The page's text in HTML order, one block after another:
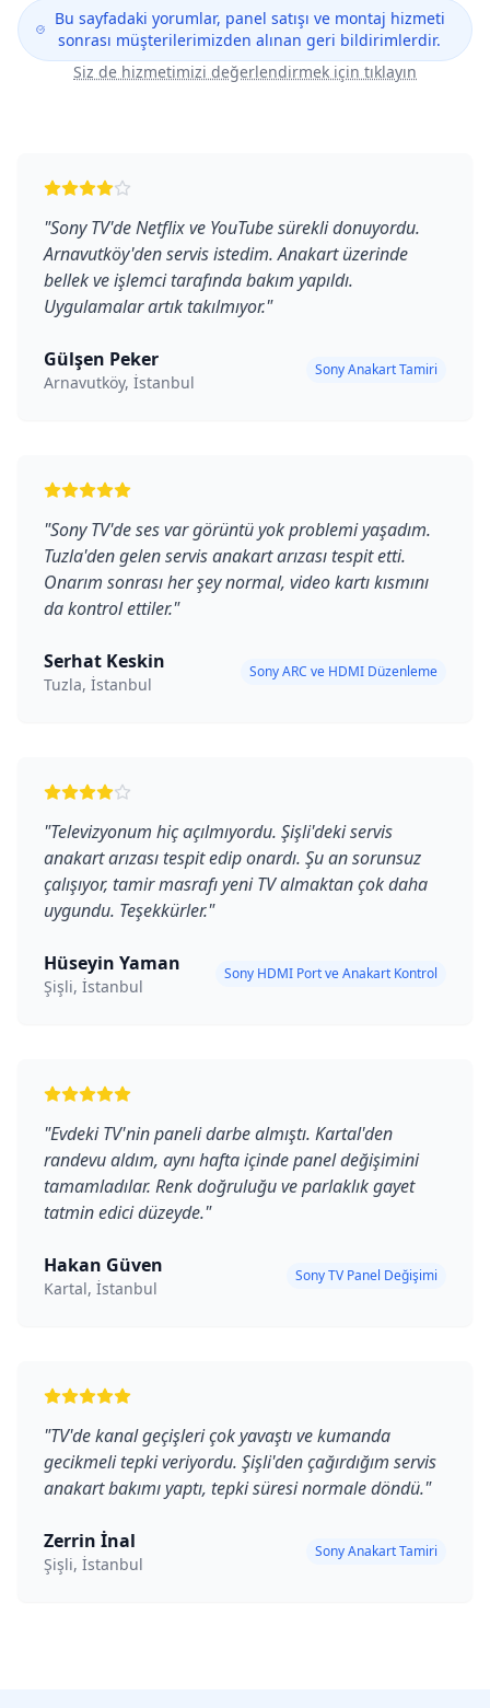
Bu sayfadaki yorumlar, panel satışı ve montaj hizmeti
sonrası müşterilerimizden alınan geri bildirimlerdir.
Siz de hizmetimizi değerlendirmek için tıklayın
"Sony TV'de Netflix ve YouTube sürekli donuyordu.
Arnavutköy'den servis istedim. Anakart üzerinde
bellek ve işlemci tarafında bakım yapıldı.
Uygulamalar artık takılmıyor."
Gülşen Peker
Arnavutköy, İstanbul
Sony Anakart Tamiri
"Sony TV'de ses var görüntü yok problemi yaşadım.
Tuzla'den gelen servis anakart arızası tespit etti.
Onarım sonrası her şey normal, video kartı kısmını
da kontrol ettiler."
Serhat Keskin
Tuzla, İstanbul
Sony ARC ve HDMI Düzenleme
"Televizyonum hiç açılmıyordu. Şişli'deki servis
anakart arızası tespit edip onardı. Şu an sorunsuz
çalışıyor, tamir masrafı yeni TV almaktan çok daha
uygundu. Teşekkürler."
Hüseyin Yaman
Şişli, İstanbul
Sony HDMI Port ve Anakart Kontrol
"Evdeki TV'nin paneli darbe almıştı. Kartal'den
randevu aldım, aynı hafta içinde panel değişimini
tamamladılar. Renk doğruluğu ve parlaklık gayet
tatmin edici düzeyde."
Hakan Güven
Kartal, İstanbul
Sony TV Panel Değişimi
"TV'de kanal geçişleri çok yavaştı ve kumanda
gecikmeli tepki veriyordu. Şişli'den çağırdığım servis
anakart bakımı yaptı, tepki süresi normale döndü."
Zerrin İnal
Şişli, İstanbul
Sony Anakart Tamiri